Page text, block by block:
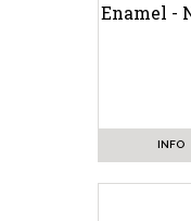
Enamel -
INFO